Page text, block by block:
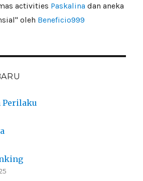
activities Paskalinadan aneka
oleh Beneficio999
Perilaku